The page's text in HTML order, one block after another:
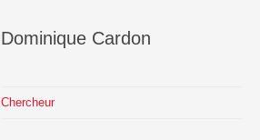
Dominique Cardon
Chercheur